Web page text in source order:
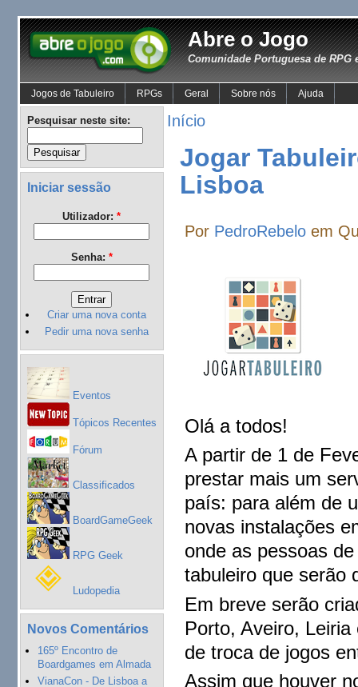
Abre o Jogo
Comunidade Portuguesa de RPG
Jogos de Tabuleiro RPGs Geral Sobre nós Ajuda
Pesquisar neste site:
Iniciar sessão
Utilizador: *
Senha: *
Criar uma nova conta
Pedir uma nova senha
Eventos
Tópicos Recentes
Fórum
Classificados
BoardGameGeek
RPG Geek
Ludopedia
Novos Comentários
165º Encontro de
Boardgames em Almada
VianaCon - De Lisboa a
Início
Jogar
Lisboa
Por PedroRebelo em
Olá a todos!
A partir de 1 de
prestar mais um
país: para além de
novas instalações
onde as pessoas
tabuleiro que serão
Em breve serão
Porto, Aveiro,
de troca de jogos
Assim que houver